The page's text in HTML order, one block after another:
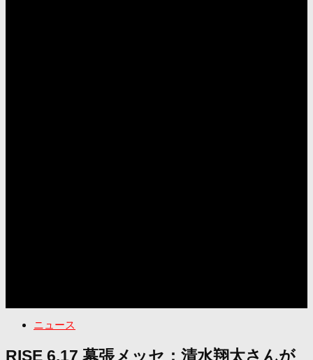
ニュース
RISE 6.17 幕張メッセ：清水翔太さんが